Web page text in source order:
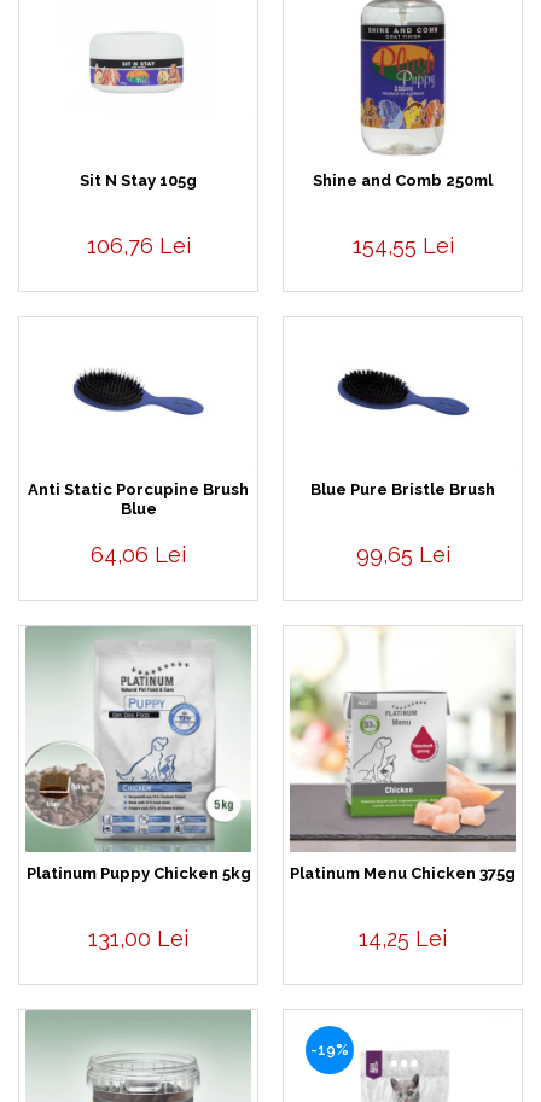
Sit N Stay 105g
106,76 Lei
Shine and Comb 250ml
154,55 Lei
Anti Static Porcupine Brush
Blue
64,06 Lei
Blue Pure Bristle Brush
99,65 Lei
Platinum Puppy Chicken 5kg
131,00 Lei
Platinum Menu Chicken 375g
14,25 Lei
-19%